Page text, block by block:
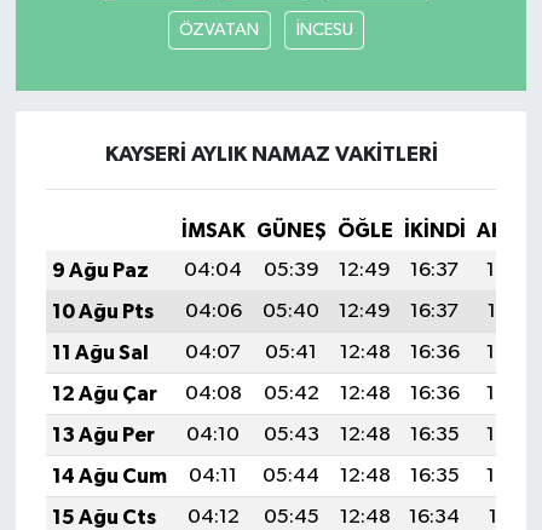
ÖZVATAN İNCESU
KAYSERİ AYLIK NAMAZ VAKITLERI
İMSAK GÜNEŞ ÖĞLE İKINDI
9 Ağu Paz
04:04 05:39 12:49 16:37
19:48
10 Ağu Pts
04:06 05:40 12:49 16:37
19:47
11 Ağu Sal
04:07 05:41 12:48 16:36
19:46
12 Ağu Çar
04:08 05:42 12:48 16:36
19:44
13 Ağu Per
04:10 05:43 12:48 16:35
19:43
14 Ağu Cum
04:11 05:44 12:48 16:35
19:42
15 Ağu Cts
04:12 05:45 12:48 16:34
19:41